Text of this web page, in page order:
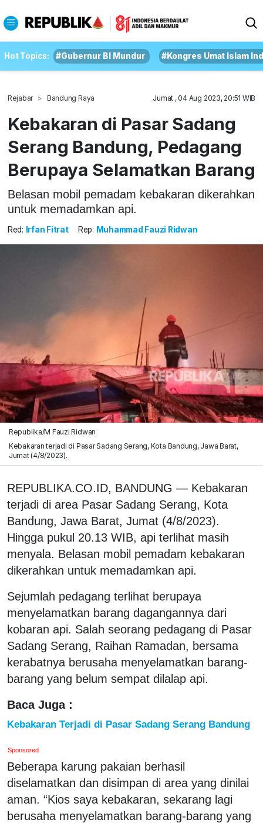
Hot Topics: #Gubernur BI Mundur #Kongres Umat Islam
Rejabar Bandung Raya Jumat , 04 Aug 2023, 20:51 WIB
Kebakaran di Pasar Sadang
Serang Bandung, Pedagang
Berupaya Selamatkan Barang
Belasan mobil pemadam kebakaran dikerahkan
untuk memadamkan api.
Red: Irfan Fitrat Rep: Muhammad Fauzi Ridwan
Republika/M Fauzi Ridwan
Kebakaran terjadi di Pasar Sadang Serang, Kota Bandung, Jawa Barat,
Jumat (4/8/2023).
REPUBLIKA.CO.ID, BANDUNG — Kebakaran
terjadi di area Pasar Sadang Serang, Kota
Bandung, Jawa Barat, Jumat (4/8/2023).
Hingga pukul 20.13 WIB, api terlihat masih
menyala. Belasan mobil pemadam kebakaran
dikerahkan untuk memadamkan api.
Sejumlah pedagang terlihat berupaya
menyelamatkan barang dagangannya dari
kobaran api. Salah seorang pedagang di Pasar
Sadang Serang, Raihan Ramadan, bersama
kerabatnya berusaha menyelamatkan barang-
barang yang belum sempat dilalap api.
Baca Juga :
Kebakaran Terjadi di Pasar Sadang Serang Bandung
Sponsored
Beberapa karung pakaian berhasil
diselamatkan dan disimpan di area yang dinilai
aman. “Kios saya kebakaran, sekarang lagi
berusaha menyelamatkan barang-barang yang